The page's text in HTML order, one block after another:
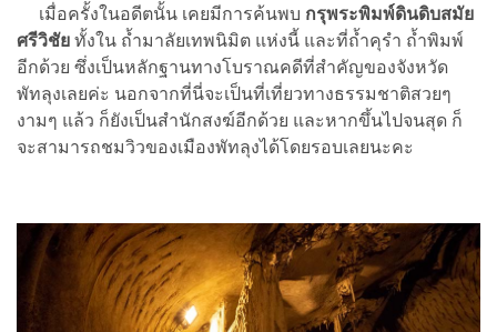
เมื่อครั้งในอดีตนั้น เคยมีการค้นพบ กรุพระพิมพ์ดินดิบสมัย
ศรีวิชัย ทั้งใน ถ้ำมาลัยเทพนิมิต แห่งนี้ และที่ถ้ำคุรำ ถ้ำพิมพ์
อีกด้วย ซึ่งเป็นหลักฐานทางโบราณคดีที่สำคัญของจังหวัด
พัทลุงเลยค่ะ นอกจากที่นี่จะเป็นที่เที่ยวทางธรรมชาติสวยๆ
งามๆ แล้ว ก็ยังเป็นสำนักสงฆ์อีกด้วย และหากขึ้นไปจนสุด ก็
จะสามารถชมวิวของเมืองพัทลุงได้โดยรอบเลยนะคะ